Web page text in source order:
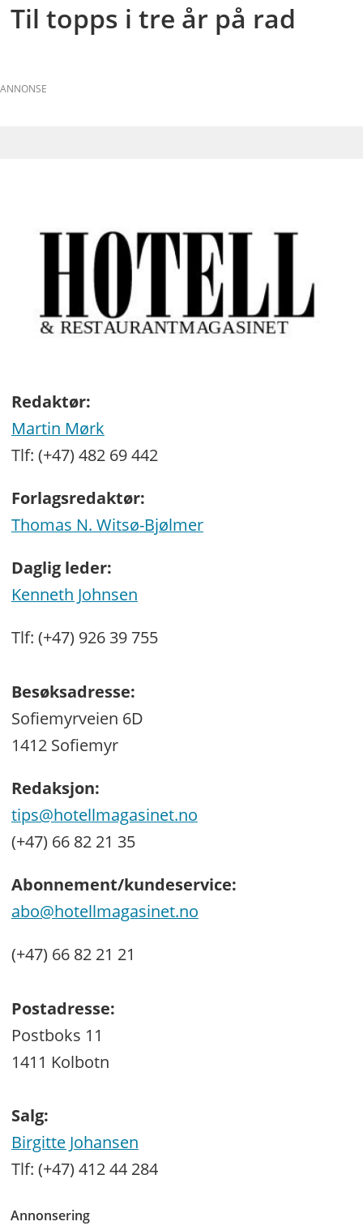
Til topps i tre år på rad
ANNONSE
Redaktør:
Martin Mørk
Tlf: (+47) 482 69 442
Forlagsredaktør:
Thomas N. Witsø-Bjølmer
Daglig leder:
Kenneth Johnsen
Tlf: (+47) 926 39 755
Besøksadresse:
Sofiemyrveien 6D
1412 Sofiemyr
Redaksjon:
tips@hotellmagasinet.no
(+47) 66 82 21 35
Abonnement/kundeservice:
abo@hotellmagasinet.no
(+47) 66 82 21 21
Postadresse:
Postboks 11
1411 Kolbotn
Salg:
Birgitte Johansen
Tlf: (+47) 412 44 284
Annonsering